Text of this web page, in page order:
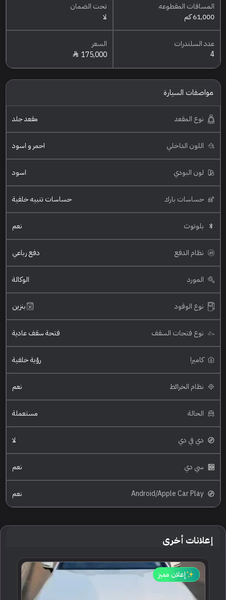
المسافات المقطوعه
61,000 كم
تحت الضمان
لا
عدد السلندرات
4
السعر
175,000
مواصفات السيارة
نوع المقعد مقعد جلد
اللون الداخلي احمر و اسود
لون البودي اسود
حساسات بارك حساسات تنبيه خلفية
بلوتوث نعم
نظام الدفع دفع رباعي
المورد الوكالة
نوع الوقود بنزين
نوع فتحات السقف فتحة سقف عادية
كاميرا رؤية خلفية
نظام الخرائط نعم
الحالة مستعملة
دي في دي لا
سي دي نعم
Android/Apple Car Play نعم
إعلانات أخرى
إعلان مميز